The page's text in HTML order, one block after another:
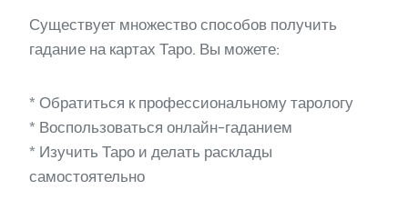
Существует множество способов получить
гадание на картах Таро. Вы можете:
* Обратиться к профессиональному тарологу
* Воспользоваться онлайн-гаданием
* Изучить Таро и делать расклады
самостоятельно